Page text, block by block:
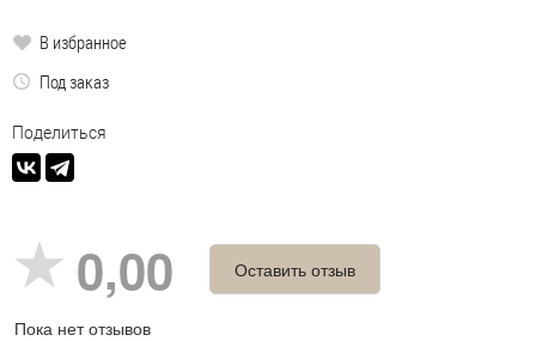
В избранное
Под заказ
Поделиться
0,00
Пока нет отзывов
Оставить отзыв